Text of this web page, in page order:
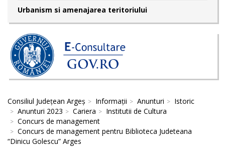
Urbanism si amenajarea teritoriului
Consiliul Județean Argeș Informații Anunturi
Istoric
Anunturi 2023
Cariera
Institutii de Cultura
Concurs de management
Concurs de management pentru Biblioteca Judeteana
“Dinicu Golescu” Arges